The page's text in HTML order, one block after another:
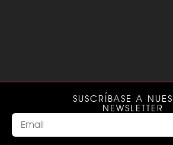
SUSCRÍBASE A
NEWSLETTER